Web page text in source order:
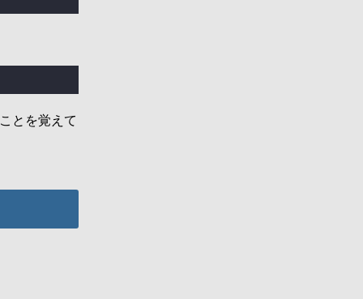
とを覚えて